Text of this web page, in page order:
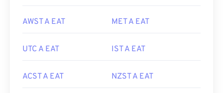
AWST A EAT MET A EAT
UTC A EAT IST A EAT
ACST A EAT NZST A EAT